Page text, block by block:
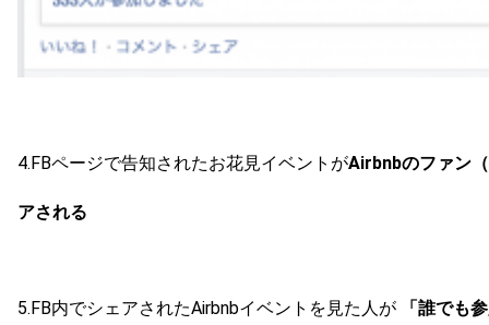
4.FBページで告知されたお花見イベントがAirbnbのファン
アされる
5.FB内でシェアされたAirbnbイベントを見た人が 「誰でも